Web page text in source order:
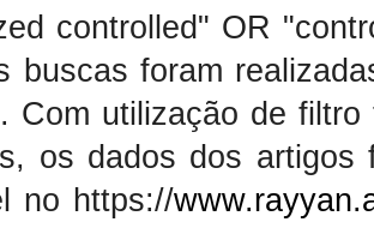
controlled" OR
buscas foram
Com utilização de
os dados dos artigos
no https://